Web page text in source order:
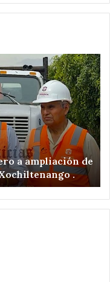
a ampliación de
.
a
en